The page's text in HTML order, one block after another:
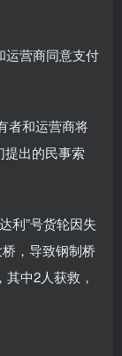
者和运营商将
提出的民事索
利”号货轮因失
桥，导致钢制桥
中2人获救，